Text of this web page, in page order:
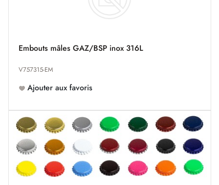
Embouts mâles GAZ/BSP inox 316L
V757315-EM
Ajouter aux favoris